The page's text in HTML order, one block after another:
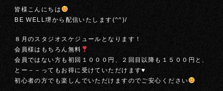
皆様こんにちは
BE WELL堺から配信いたします(^^)/
８月のスタジオスケジュールとなります！
会員様はもちろん無料
会員ではない方も初回１０００円、２回目以降も１５００円と、
とー－－ってもお得に受けていただけます♥
初心者の方でも楽しんでいただけますのでご安心ください